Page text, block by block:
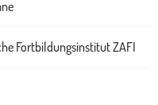
Fortbildungsinstitut ZAFI